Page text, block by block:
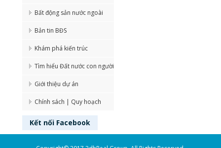
Bất động sản nước ngoài
Bản tin BĐS
Khám phá kiến trúc
Tìm hiểu Đất nước con người
Giới thiệu dự án
Chính sách | Quy hoạch
Kết nối Facebook